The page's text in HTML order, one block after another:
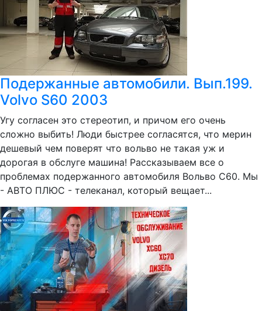
Подержанные автомобили. Вып.199.
Volvo S60 2003
Угу согласен это стереотип, и причом его очень
сложно выбить! Люди быстрее согласятся, что мерин
дешевый чем поверят что вольво не такая уж и
дорогая в обслуге машина! Рассказываем все о
проблемах подержанного автомобиля Вольво С60. Мы
- АВТО ПЛЮС - телеканал, который вещает...